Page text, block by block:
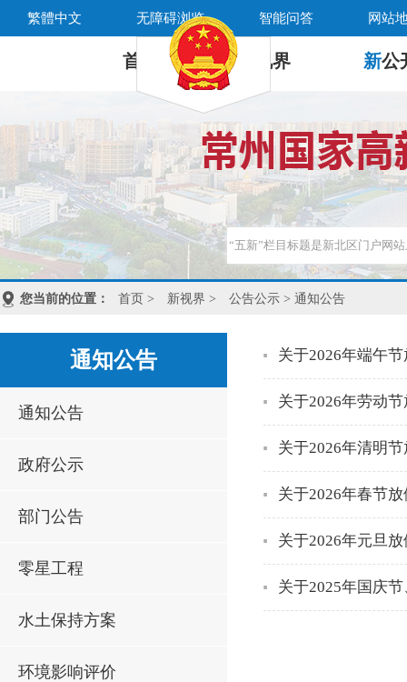
繁體中文 无障碍浏览 智能问答 网站
首 页 新 视界 新公
您当前的位置： 首页 > 新视界 > 公告公示 > 通知公告
通知公告
通知公告
政府公示
部门公告
零星工程
水土保持方案
环境影响评价
关于2026年端午
关于2026年劳动
关于2026年清明
关于2026年春节
关于2026年元旦
关于2025年国庆